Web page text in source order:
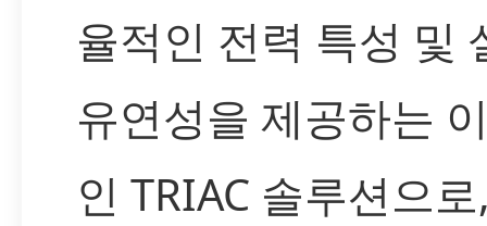
율적인 전력 특성 및
유연성을 제공하는
인 TRIAC 솔루션으